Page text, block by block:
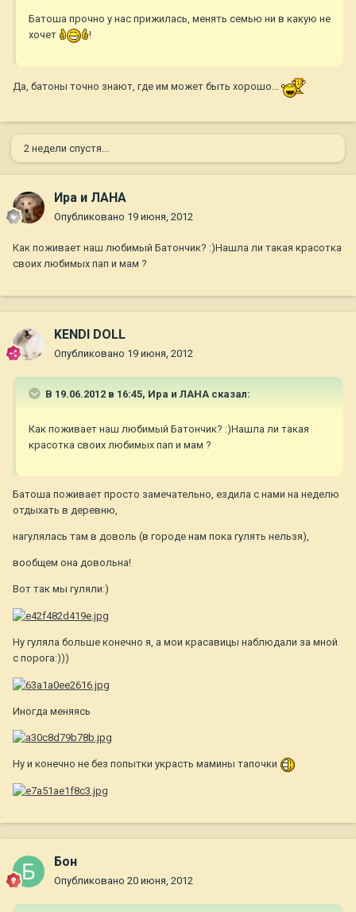
Батоша прочно у нас прижилась, менять семью ни в какую не
хочет
!
Да, батоны точно знают, где им может быть хорошо...
2 недели спустя...
Ира и ЛАНА
Опубликовано 19 июня, 2012
Как поживает наш любимый Батончик? :)Нашла ли такая красотка
своих любимых пап и мам ?
KENDI DOLL
Опубликовано 19 июня, 2012
В 19.06.2012 в 16:45, Ира и ЛАНА сказал:
Как поживает наш любимый Батончик? :)Нашла ли такая
красотка своих любимых пап и мам ?
Батоша поживает просто замечательно, ездила с нами на неделю
отдыхать в деревню,
нагулялась там в доволь (в городе нам пока гулять нельзя),
вообщем она довольна!
Вот так мы гуляли:)
Ну гуляла больше конечно я, а мои красавицы наблюдали за мной
с порога:)))
Иногда меняясь
Ну и конечно не без попытки украсть мамины тапочки
Бон
Опубликовано 20 июня, 2012